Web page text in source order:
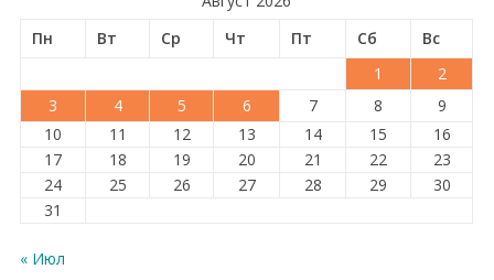
Пн
Вт Ср Чт Пт Сб
Вс
1
2
3
4 5 6 7 8
9
10
11 12 13 14 15
16
17
18 19 20 21 22
23
24
25 26 27 28 29
30
31
« Июл